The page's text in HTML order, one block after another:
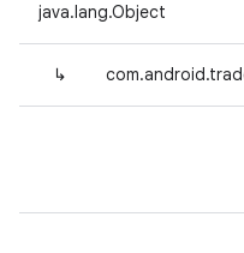
java.lang.Object
↳